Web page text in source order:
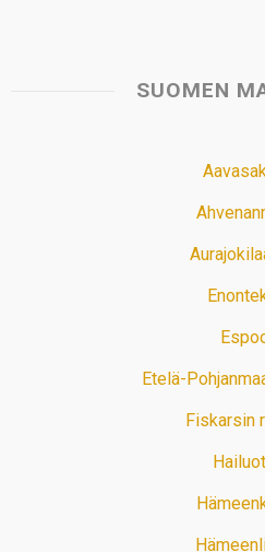
SUOMEN
Etelä-
Fiskarsin